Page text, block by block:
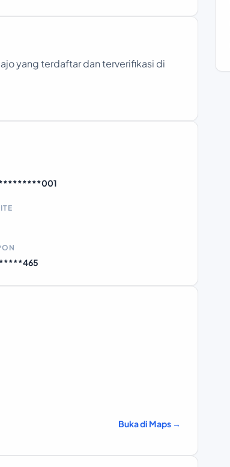
yang terdaftar dan terverifikasi di
Buka di Maps →